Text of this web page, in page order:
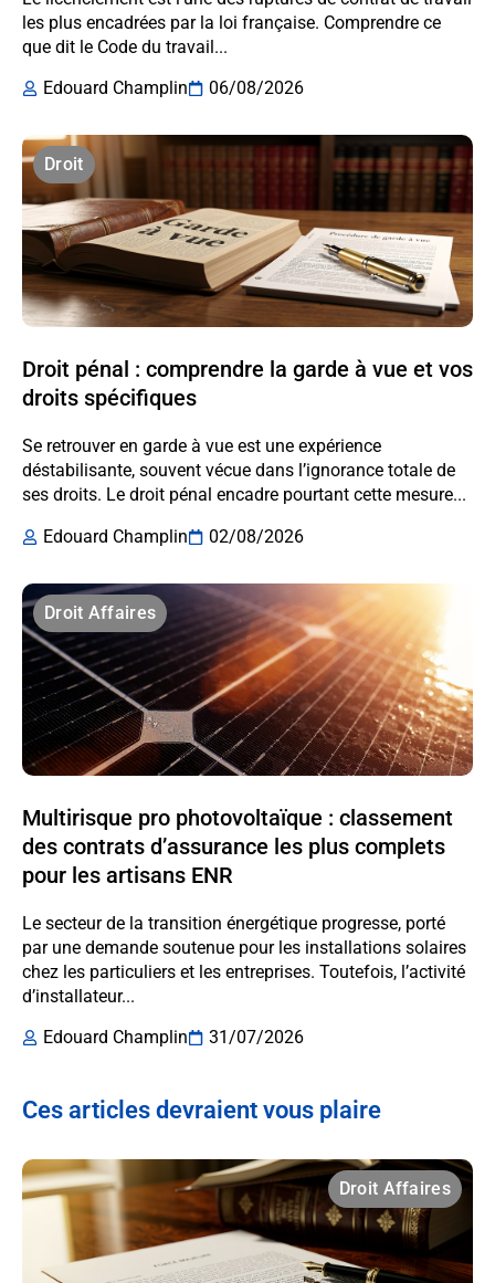
les plus encadrées par la loi française. Comprendre ce
que dit le Code du travail...
Edouard Champlin
06/08/2026
Droit
Droit pénal : comprendre la garde à vue et vos
droits spécifiques
Se retrouver en garde à vue est une expérience
déstabilisante, souvent vécue dans l’ignorance totale de
ses droits. Le droit pénal encadre pourtant cette mesure...
Edouard Champlin
02/08/2026
Droit Affaires
Multirisque pro photovoltaïque : classement
des contrats d’assurance les plus complets
pour les artisans ENR
Le secteur de la transition énergétique progresse, porté
par une demande soutenue pour les installations solaires
chez les particuliers et les entreprises. Toutefois, l’activité
d’installateur...
Edouard Champlin
31/07/2026
Ces articles devraient vous plaire
Droit Affaires